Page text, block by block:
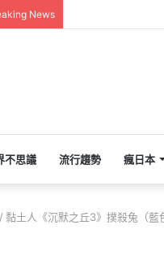
News
不思議 流行趨勢 瘋日本
/ 黏土人《沉默之丘3》撲殺兔（藍